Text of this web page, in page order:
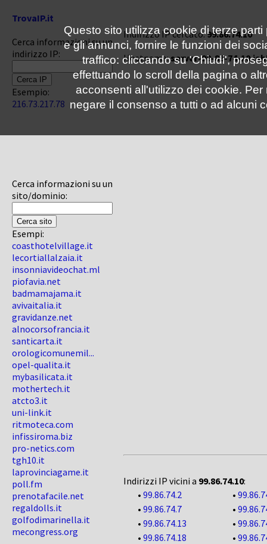
TrovaIP.it
Cerca informazioni su un
indirizzo IP:
Esempio:
216.73.217.78
Cerca informazioni su un
sito/dominio:
Esempi:
coasthotelvillage.it
lecortiallalzaia.it
insonniavideochat.ml
piofavia.net
badmamajama.it
avivaitalia.it
gravidanze.net
alnocorsofrancia.it
santicarta.it
orologicomunemil...
opel-qualita.it
mybasilicata.it
mothertech.it
atcto3.it
uni-link.it
ritmoteca.com
infissiroma.biz
pro-netics.com
tgh10.it
laprovinciagame.it
poll.fm
prenotafacile.net
regaldolls.it
golfodimarinella.it
mecongress.org
Indirizzo IP cercato:99.86.74.10
Hostname:server-99-86-74-
Indirizzi IP vicini a 99.86.74.10:
• 99.86.74.2 •
• 99.86.74.7 •
• 99.86.74.13 •
• 99.86.74.18 •
Questo sito utilizza cookie di terze
e gli annunci, fornire le funzioni dei
traffico: cliccando su 'Chiudi',
effettuando lo scroll della pagina o
acconsenti all'utilizzo dei cookie.
negare il consenso a tutti o ad alcuni